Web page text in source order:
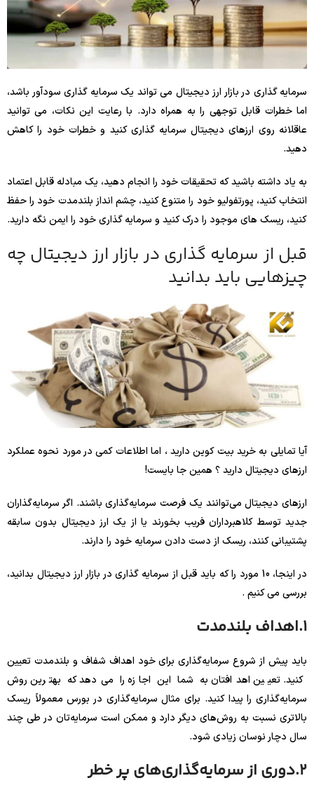
سرمایه گذاری در بازار ارز دیجیتال می تواند یک سرمایه گذاری سودآور باشد،
اما خطرات قابل توجهی را به همراه دارد. با رعایت این نکات، می توانید
عاقلانه روی ارزهای دیجیتال سرمایه گذاری کنید و خطرات خود را کاهش
دهید.
به یاد داشته باشید که تحقیقات خود را انجام دهید، یک مبادله قابل اعتماد
انتخاب کنید، پورتفولیو خود را متنوع کنید، چشم انداز بلندمدت خود را حفظ
کنید، ریسک های موجود را درک کنید و سرمایه گذاری خود را ایمن نگه دارید.
قبل از سرمایه گذاری در بازار ارز دیجیتال چه
چیزهایی باید بدانید
آیا تمایلی به خرید بیت کوین دارید ، اما اطلاعات کمی در مورد نحوه عملکرد
ارزهای دیجیتال دارید ؟ همین جا بایست!
ارزهای دیجیتال می‌توانند یک فرصت سرمایه‌گذاری باشند. اگر سرمایه‌گذاران
جدید توسط کلاهبرداران فریب بخورند یا از یک ارز دیجیتال بدون سابقه
پشتیبانی کنند، ریسک از دست دادن سرمایه خود را دارند.
در اینجا، 10 مورد را که باید قبل از سرمایه گذاری در بازار ارز دیجیتال بدانید،
بررسی می کنیم .
1.اهداف بلندمدت
باید پیش از شروع سرمایه‌گذاری برای خود اهداف شفاف و بلندمدت تعیین
کنید. تعیین اهدافتان به شما این اجازه را می‌دهد که بهترین روش
سرمایه‌گذاری را پیدا کنید. برای مثال سرمایه‌گذاری در بورس معمولاً ریسک
بالاتری نسبت به روش‌های دیگر دارد و ممکن است سرمایه‌تان در طی چند
سال دچار نوسان زیادی شود.
2.دوری از سرمایه‌گذاری‌های پر خطر